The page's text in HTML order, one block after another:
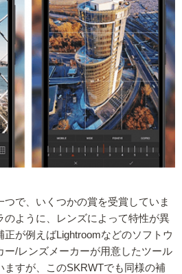
で、いくつかの賞を受賞していま
のように、レンズによって特性が異
が例えばLightroomなどのソフトウ
ー/レンズメーカーが用意したツール
ますが、このSKRWTでも同様の補